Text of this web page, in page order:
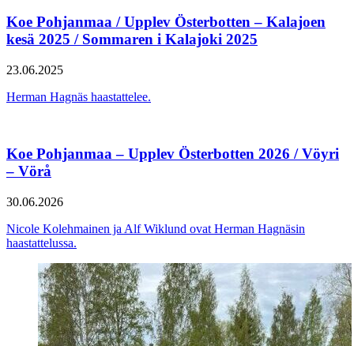
Koe Pohjanmaa / Upplev Österbotten – Kalajoen
kesä 2025 / Sommaren i Kalajoki 2025
23.06.2025
Herman Hagnäs haastattelee.
Koe Pohjanmaa – Upplev Österbotten 2026 / Vöyri
– Vörå
30.06.2026
Nicole Kolehmainen ja Alf Wiklund ovat Herman Hagnäsin
haastattelussa.